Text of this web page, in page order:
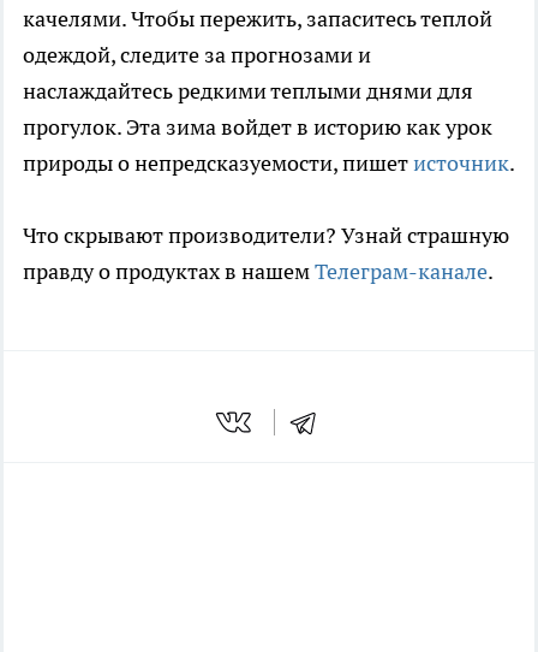
качелями. Чтобы пережить, запаситесь теплой
одеждой, следите за прогнозами и
наслаждайтесь редкими теплыми днями для
прогулок. Эта зима войдет в историю как урок
природы о непредсказуемости, пишетисточник.
Что скрывают производители? Узнай страшную
правду о продуктах в нашемТелеграм-канале.